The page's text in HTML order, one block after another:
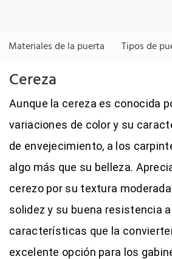
Materiales de la puerta Tipos de
Cereza
Aunque la cereza es conocida
variaciones de color y su
de envejecimiento, a los
algo más que su belleza.
cerezo por su textura
solidez y su buena resistencia
características que la
excelente opción para los